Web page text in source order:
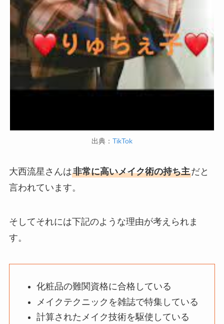
出典： TikTok
大西流星さんは非常に高いメイク術の持ち主だと
言われています。
そしてそれには下記のような理由が考えられま
す。
化粧品の難関資格に合格している
メイクテクニックを雑誌で特集している
計算されたメイク技術を駆使している